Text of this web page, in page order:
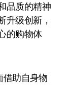
品质的精神
升级创新，
的购物体
借助自身物